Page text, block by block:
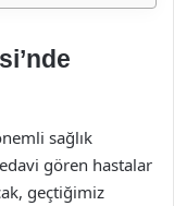
sağlık
gören hastalar
geçtiğimiz